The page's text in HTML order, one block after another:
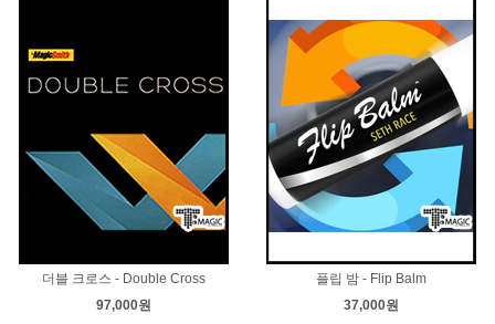
더블 크로스 - Double Cross
97,000원
플립 밤 - Flip Balm
37,000원